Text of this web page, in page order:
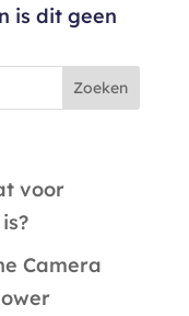
is dit geen
voor
Camera